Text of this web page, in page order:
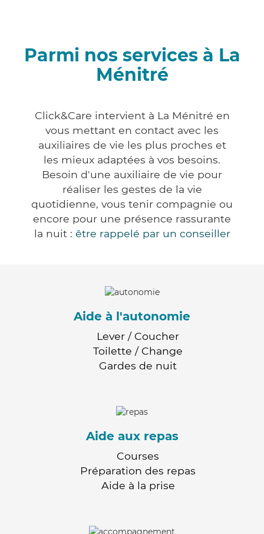
Parmi nos services à La
Ménitré
Click&Care intervient à La Ménitré en
vous mettant en contact avec les
auxiliaires de vie les plus proches et
les mieux adaptées à vos besoins.
Besoin d'une auxiliaire de vie pour
réaliser les gestes de la vie
quotidienne, vous tenir compagnie ou
encore pour une présence rassurante
la nuit : être rappelé par un conseiller
Aide à l'autonomie
Lever / Coucher
Toilette / Change
Gardes de nuit
Aide aux repas
Courses
Préparation des repas
Aide à la prise